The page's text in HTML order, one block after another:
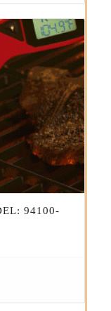
94100-